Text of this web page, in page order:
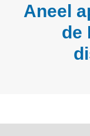
Aneel
de